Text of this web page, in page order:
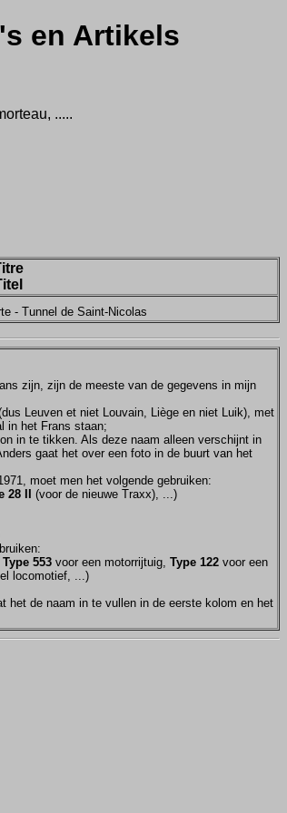
en Artikels
.....
- Tunnel de Saint-Nicolas
zijn, zijn de meeste van de gegevens in mijn
Leuven et niet Louvain, Liège en niet Luik), met
in het Frans staan;
in te tikken. Als deze naam alleen verschijnt in
gaat het over een foto in de buurt van het
moet men het volgende gebruiken:
28 II
(voor de nieuwe Traxx), ...)
Type 553 voor een motorrijtuig, Type 122 voor een
locomotief, ...)
het de naam in te vullen in de eerste kolom en het